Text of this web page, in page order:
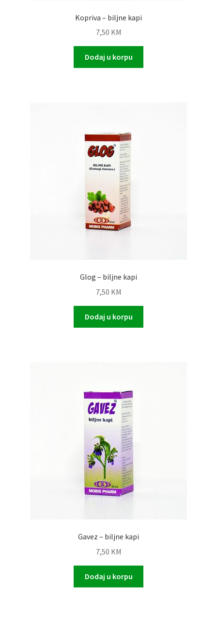
Kopriva – biljne kapi
7,50 KM
Dodaj u korpu
Glog – biljne kapi
7,50 KM
Dodaj u korpu
Gavez – biljne kapi
7,50 KM
Dodaj u korpu